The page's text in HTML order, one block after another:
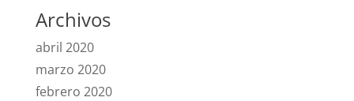
Archivos
abril 2020
marzo 2020
febrero 2020